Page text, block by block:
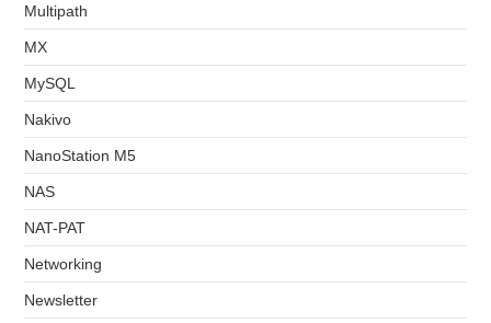
Multipath
MX
MySQL
Nakivo
NanoStation M5
NAS
NAT-PAT
Networking
Newsletter